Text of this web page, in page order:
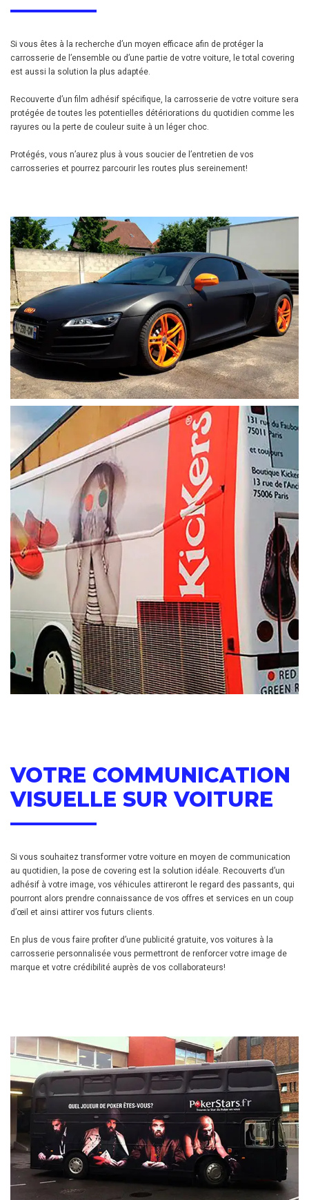
Si vous êtes à la recherche d’un moyen efficace afin de protéger la
carrosserie de l’ensemble ou d’une partie de votre voiture, le total covering
est aussi la solution la plus adaptée.
Recouverte d’un film adhésif spécifique, la carrosserie de votre voiture sera
protégée de toutes les potentielles détériorations du quotidien comme les
rayures ou la perte de couleur suite à un léger choc.
Protégés, vous n’aurez plus à vous soucier de l’entretien de vos
carrosseries et pourrez parcourir les routes plus sereinement!
VOTRE COMMUNICATION
VISUELLE SUR VOITURE
Si vous souhaitez transformer votre voiture en moyen de communication
au quotidien, la pose de covering est la solution idéale. Recouverts d’un
adhésif à votre image, vos véhicules attireront le regard des passants, qui
pourront alors prendre connaissance de vos offres et services en un coup
d’œil et ainsi attirer vos futurs clients.
En plus de vous faire profiter d’une publicité gratuite, vos voitures à la
carrosserie personnalisée vous permettront de renforcer votre image de
marque et votre crédibilité auprès de vos collaborateurs!